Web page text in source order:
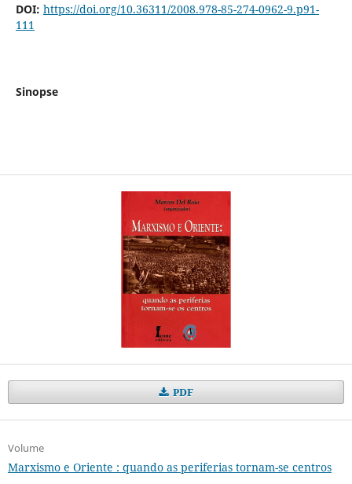
DOI: https://doi.org/10.36311/2008.978-85-274-0962-9.p91-
111
Sinopse
PDF
Volume
Marxismo e Oriente : quando as periferias tornam-se centros